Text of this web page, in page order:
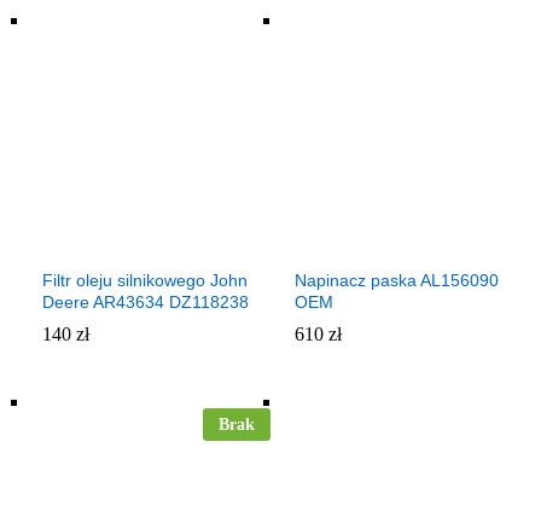
Filtr oleju silnikowego John
Deere AR43634 DZ118238
140 zł
Napinacz paska AL156090
OEM
610 zł
Brak